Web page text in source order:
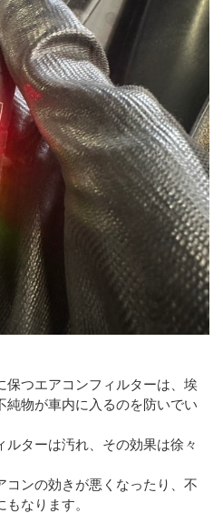
保つエアコンフィルターは、埃
純物が車内に入るのを防いでい
ルターは汚れ、その効果は徐々
コンの効きが悪くなったり、不
なります。